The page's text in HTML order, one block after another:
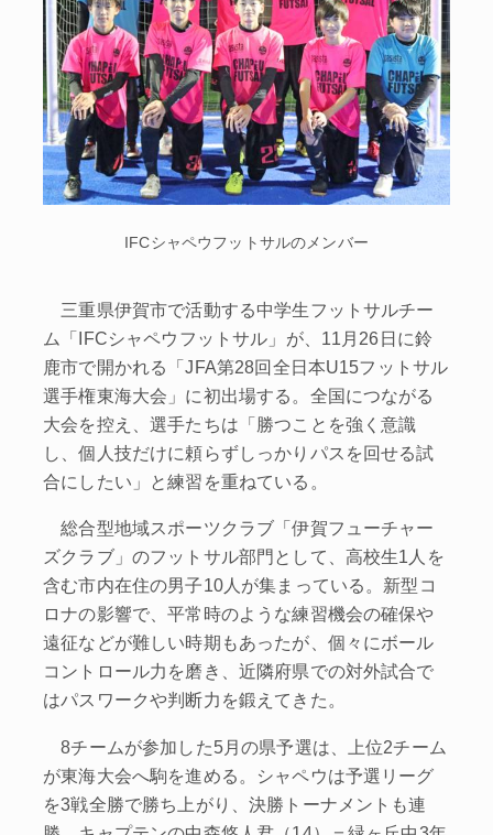
IFCシャペウフットサルのメンバー
三重県伊賀市で活動する中学生フットサルチー
ム「IFCシャペウフットサル」が、11月26日に鈴
鹿市で開かれる「JFA第28回全日本U15フットサル
選手権東海大会」に初出場する。全国につながる
大会を控え、選手たちは「勝つことを強く意識
し、個人技だけに頼らずしっかりパスを回せる試
合にしたい」と練習を重ねている。
総合型地域スポーツクラブ「伊賀フューチャー
ズクラブ」のフットサル部門として、高校生1人を
含む市内在住の男子10人が集まっている。新型コ
ロナの影響で、平常時のような練習機会の確保や
遠征などが難しい時期もあったが、個々にボール
コントロール力を磨き、近隣府県での対外試合で
はパスワークや判断力を鍛えてきた。
8チームが参加した5月の県予選は、上位2チーム
が東海大会へ駒を進める。シャペウは予選リーグ
を3戦全勝で勝ち上がり、決勝トーナメントも連